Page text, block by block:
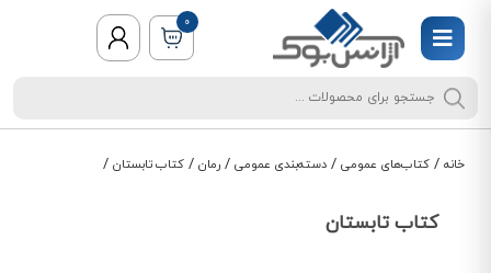
0
خانه / کتاب‌های عمومی / دسته‌بندی عمومی / رمان / کتاب تابستان /
کتاب تابستان